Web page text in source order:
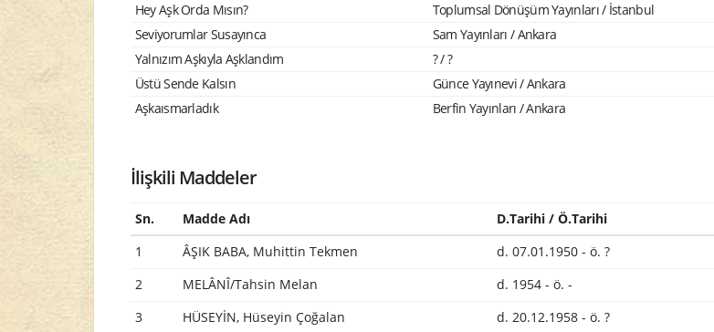
Hey Aşk Orda Mısın?
Toplumsal Dönüşüm Yayınları / İstanbul
Seviyorumlar Susayınca
Sam Yayınları / Ankara
Yalnızım Aşkıyla Aşklandım
? / ?
Üstü Sende Kalsın
Günce Yayınevi / Ankara
Aşkaısmarladık
Berfin Yayınları / Ankara
İlişkili Maddeler
Sn. Madde Adı D.Tarihi / Ö.Tarihi
1
ÂŞIK BABA, Muhittin Tekmen d. 07.01.1950 - ö. ?
2 MELÂNÎ/Tahsin Melan d. 1954 - ö. -
3 HÜSEYİN, Hüseyin Çoğalan d. 20.12.1958 - ö. ?